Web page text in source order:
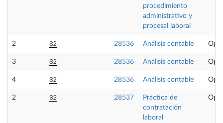
procedimiento
administrativo y
procesal laboral
2 S2 28536 Análisis contable
3 S2 28536 Análisis contable
4 S2 28536 Análisis contable
2 S2 28537
Práctica de
contratación
laboral